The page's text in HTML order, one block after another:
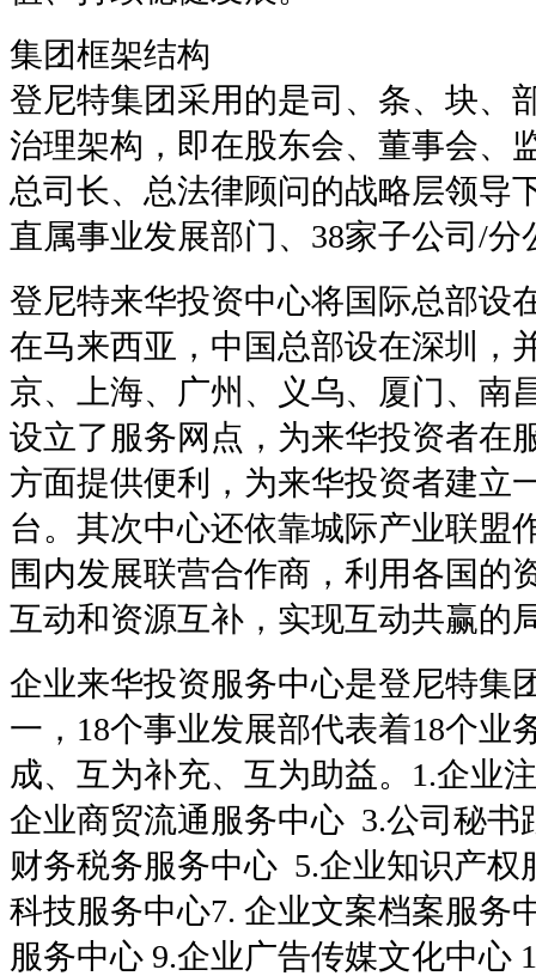
集团框架结构
登尼特集团采用的是司、条、块、
治理架构，即在股东会、董事会、
总司长、总法律顾问的战略层领导
直属事业发展部门、38家子公司/分
登尼特来华投资中心将国际总部设
在马来西亚，中国总部设在深圳，
京、上海、广州、义乌、厦门、南
设立了服务网点，为来华投资者在
方面提供便利，为来华投资者建立
台。其次中心还依靠城际产业联盟
围内发展联营合作商，利用各国的
互动和资源互补，实现互动共赢的
企业来华投资服务中心是登尼特集
一，18个事业发展部代表着18个业
成、互为补充、互为助益。1.企业
企业商贸流通服务中心 3.公司秘书
财务税务服务中心 5.企业知识产
科技服务中心7. 企业文案档案服务
服务中心 9.企业广告传媒文化中心